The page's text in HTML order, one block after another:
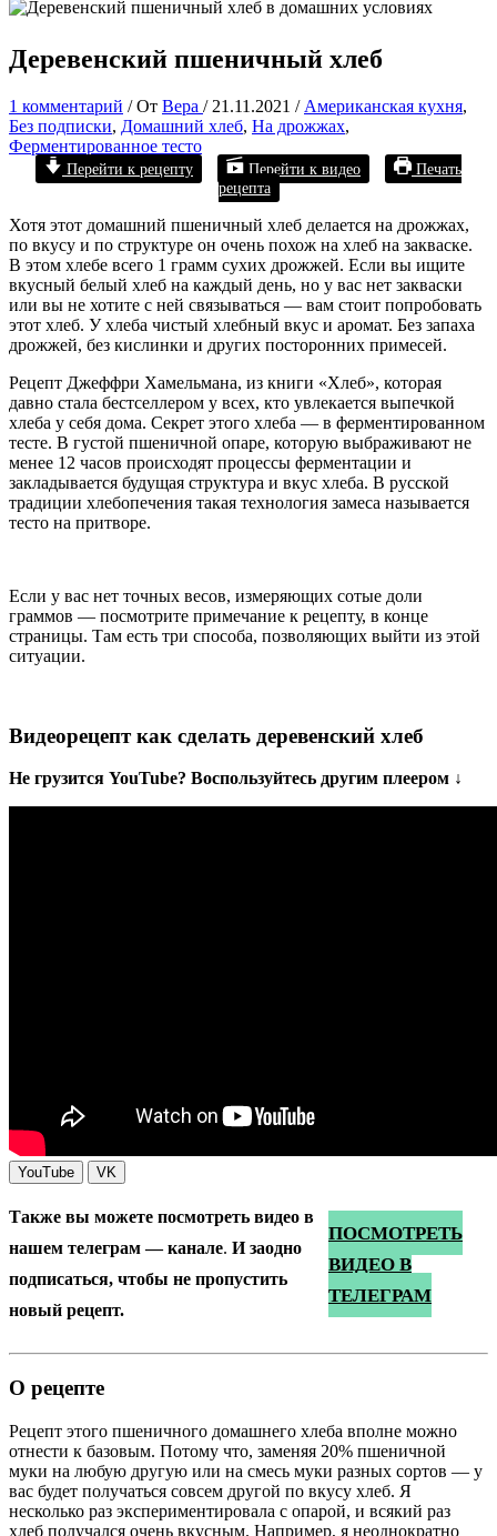
Деревенский пшеничный хлеб
1 комментарий / От Вера / 21.11.2021 / Американская кухня,
Без подписки, Домашний хлеб, На дрожжах,
Ферментированное тесто
Перейти к рецепту Перейти к видео
Печать
рецепта
Хотя этот домашний пшеничный хлеб делается на дрожжах,
по вкусу и по структуре он очень похож на хлеб на закваске.
В этом хлебе всего 1 грамм сухих дрожжей. Если вы ищите
вкусный белый хлеб на каждый день, но у вас нет закваски
или вы не хотите с ней связываться — вам стоит попробовать
этот хлеб. У хлеба чистый хлебный вкус и аромат. Без запаха
дрожжей, без кислинки и других посторонних примесей.
Рецепт Джеффри Хамельмана, из книги «Хлеб», которая
давно стала бестселлером у всех, кто увлекается выпечкой
хлеба у себя дома. Секрет этого хлеба — в ферментированном
тесте. В густой пшеничной опаре, которую выбраживают не
менее 12 часов происходят процессы ферментации и
закладывается будущая структура и вкус хлеба. В русской
традиции хлебопечения такая технология замеса называется
тесто на притворе.
Если у вас нет точных весов, измеряющих сотые доли
граммов — посмотрите примечание к рецепту, в конце
страницы. Там есть три способа, позволяющих выйти из этой
ситуации.
Видеорецепт как сделать деревенский хлеб
Не грузится YouTube? Воспользуйтесь другим плеером ↓
YouTube VK
Также вы можете посмотреть видео в
нашем телеграм — канале. И заодно
подписаться, чтобы не пропустить
новый рецепт.
ПОСМОТРЕТЬ
ВИДЕО В
ТЕЛЕГРАМ
О рецепте
Рецепт этого пшеничного домашнего хлеба вполне можно
отнести к базовым. Потому что, заменяя 20% пшеничной
муки на любую другую или на смесь муки разных сортов — у
вас будет получаться совсем другой по вкусу хлеб. Я
несколько раз экспериментировала с опарой, и всякий раз
хлеб получался очень вкусным. Например, я неоднократно